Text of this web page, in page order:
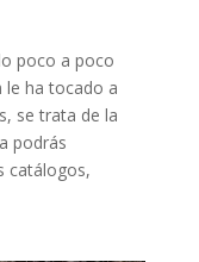
poco a poco
le ha tocado a
se trata de la
podrás
catálogos,